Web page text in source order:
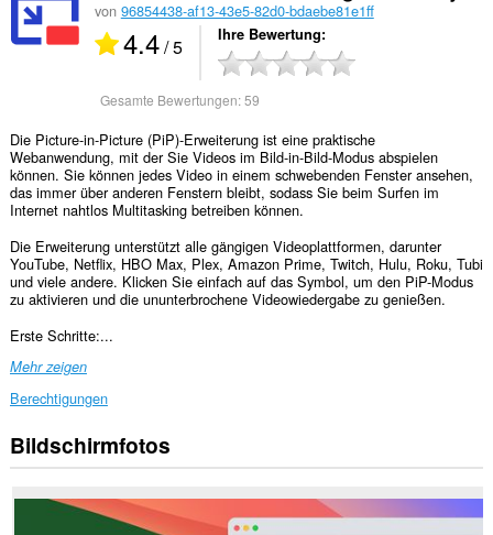
von 96854438-af13-43e5-82d0-bdaebe81e1ff
4.4/ 5 Ihre Bewertung
Gesamte Bewertungen:59
Die Picture-in-Picture (PiP)-Erweiterung ist eine praktische
Webanwendung, mit der Sie Videos im Bild-in-Bild-Modus abspielen
können. Sie können jedes Video in einem schwebenden Fenster ansehen,
das immer über anderen Fenstern bleibt, sodass Sie beim Surfen im
Internet nahtlos Multitasking betreiben können.
Die Erweiterung unterstützt alle gängigen Videoplattformen, darunter
YouTube, Netflix, HBO Max, Plex, Amazon Prime, Twitch, Hulu, Roku, Tubi
und viele andere. Klicken Sie einfach auf das Symbol, um den PiP-Modus
zu aktivieren und die ununterbrochene Videowiedergabe zu genießen.
Erste Schritte:...
Mehr zeigen
Berechtigungen
Diese
Erweiterung
auf
Bildschirmfotos